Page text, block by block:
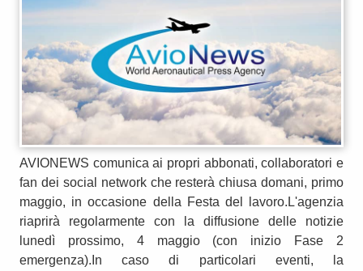
AVIONEWS comunica ai propri abbonati, collaboratori e
fan dei social network che resterà chiusa domani, primo
maggio, in occasione della Festa del lavoro.L'agenzia
riaprirà regolarmente con la diffusione delle notizie
lunedì prossimo, 4 maggio (con inizio Fase 2
emergenza).In caso di particolari eventi, la